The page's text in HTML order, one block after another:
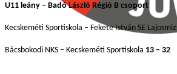
U11 leány – Badó László Régió B csoport
Kecskeméti Sportiskola – Fekete István SE
Bácsbokodi NKS – Kecskeméti Sportiskola 13 – 32